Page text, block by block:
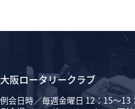
大阪ロータリークラブ
例会日時／毎週金曜日 12：15～13